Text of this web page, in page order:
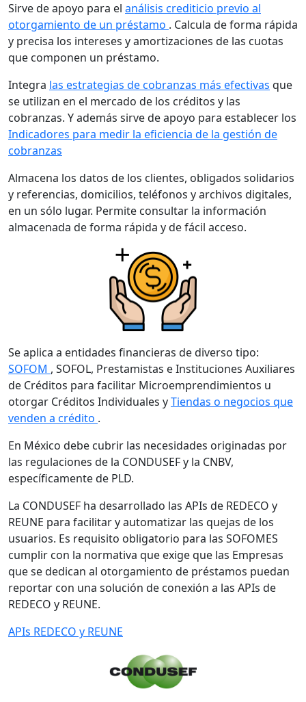
Sirve de apoyo para el análisis crediticio previo al
otorgamiento de un préstamo . Calcula de forma rápida
y precisa los intereses y amortizaciones de las cuotas
que componen un préstamo.
Integra las estrategias de cobranzas más efectivas que
se utilizan en el mercado de los créditos y las
cobranzas. Y además sirve de apoyo para establecer los
Indicadores para medir la eficiencia de la gestión de
cobranzas
Almacena los datos de los clientes, obligados solidarios
y referencias, domicilios, teléfonos y archivos digitales,
en un sólo lugar. Permite consultar la información
almacenada de forma rápida y de fácil acceso.
Se aplica a entidades financieras de diverso tipo:
SOFOM , SOFOL, Prestamistas e Instituciones Auxiliares
de Créditos para facilitar Microemprendimientos u
otorgar Créditos Individuales yTiendas o negocios que
venden a crédito .
En México debe cubrir las necesidades originadas por
las regulaciones de la CONDUSEF y la CNBV,
específicamente de PLD.
La CONDUSEF ha desarrollado las APIs de REDECO y
REUNE para facilitar y automatizar las quejas de los
usuarios. Es requisito obligatorio para las SOFOMES
cumplir con la normativa que exige que las Empresas
que se dedican al otorgamiento de préstamos puedan
reportar con una solución de conexión a las APIs de
REDECO y REUNE.
APIs REDECO y REUNE